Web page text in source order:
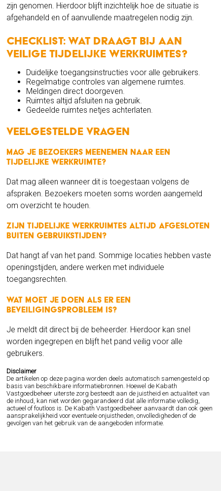
zijn genomen. Hierdoor blijft inzichtelijk hoe de situatie is
afgehandeld en of aanvullende maatregelen nodig zijn.
Checklist: wat draagt bij aan
veilige tijdelijke werkruimtes?
Duidelijke toegangsinstructies voor alle gebruikers.
Regelmatige controles van algemene ruimtes.
Meldingen direct doorgeven.
Ruimtes altijd afsluiten na gebruik.
Gedeelde ruimtes netjes achterlaten.
Veelgestelde vragen
Mag je bezoekers meenemen naar een
tijdelijke werkruimte?
Dat mag alleen wanneer dit is toegestaan volgens de
afspraken. Bezoekers moeten soms worden aangemeld
om overzicht te houden.
Zijn tijdelijke werkruimtes altijd afgesloten
buiten gebruikstijden?
Dat hangt af van het pand. Sommige locaties hebben vaste
openingstijden, andere werken met individuele
toegangsrechten.
Wat moet je doen als er een
beveiligingsprobleem is?
Je meldt dit direct bij de beheerder. Hierdoor kan snel
worden ingegrepen en blijft het pand veilig voor alle
gebruikers.
Disclaimer
De artikelen op deze pagina worden deels automatisch samengesteld op
basis van beschikbare informatiebronnen. Hoewel de Kabath
Vastgoedbeheer uiterste zorg besteedt aan de juistheid en actualiteit van
de inhoud, kan niet worden gegarandeerd dat alle informatie volledig,
actueel of foutloos is. De Kabath Vastgoedbeheer aanvaardt dan ook geen
aansprakelijkheid voor eventuele onjuistheden, onvolledigheden of de
gevolgen van het gebruik van de aangeboden informatie.